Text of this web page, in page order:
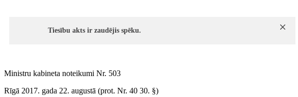
Tiesību akts ir zaudējis spēku.
Ministru kabineta noteikumi Nr. 503
Rīgā 2017. gada 22. augustā (prot. Nr. 40 30. §)